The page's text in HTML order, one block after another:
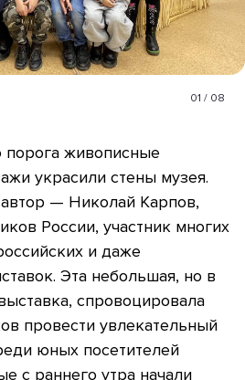
01 / 08
порога живописные
украсили стены музея.
автор — Николай Карпов,
России, участник многих
и даже
Эта небольшая, но в
спровоцировала
провести увлекательный
юных посетителей
с раннего утра начали